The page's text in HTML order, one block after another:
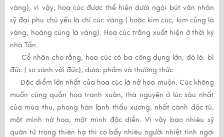
vàng), vì vậy, hoa cúc được thể hiện dưới ngòi bút văn nhân
sỹ đại phu chủ yếu là chỉ cúc vàng ( hoặc kim cúc, kim cũng là
vàng, hoàng cũng là vàng). Hoa cúc trắng xuất hiện ở thời kỳ
nhà Tấn.
Cổ nhân cho rằng, hoa cúc có ba công dụng lớn, đó là: bỉ
đức ( so sánh với đức), dược phẩm và thưởng thức.
Đặc điểm lớn nhất của hoa cúc là nở hoa muộn. Cúc không
muốn cùng quần hoa tranh xuân, thà nguyện ở lúc sâu nhất
của mùa thu, phong hàn lạnh thấu xương, nhất cành độc tú,
một mình nở hoa, một mình độc diễn. Vì vậy bao nhiêu sỹ
quân tử trong thiên hạ thì có bấy nhiêu người nhiệt tình ngợi